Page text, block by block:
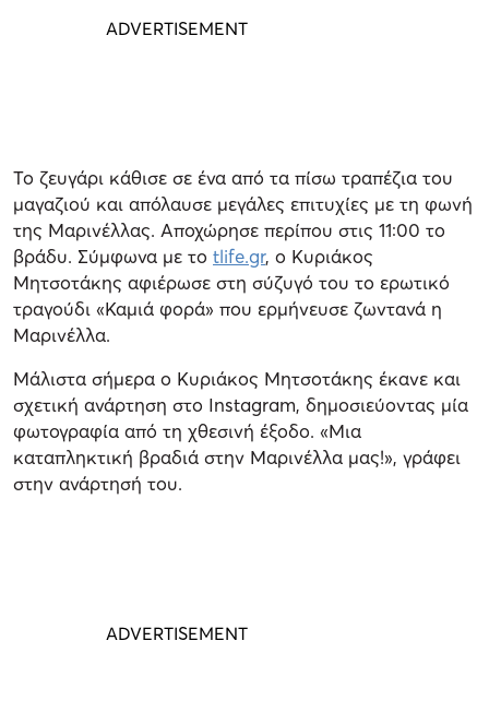
Το ζευγάρι κάθισε σε ένα από τα πίσω τραπέζια του
μαγαζιού και απόλαυσε μεγάλες επιτυχίες με τη φωνή
της Μαρινέλλας. Αποχώρησε περίπου στις 11:00 το
βράδυ. Σύμφωνα με το tlife.gr, ο Κυριάκος
Μητσοτάκης αφιέρωσε στη σύζυγό του το ερωτικό
τραγούδι «Καμιά φορά» που ερμήνευσε ζωντανά η
Μαρινέλλα.
Mάλιστα σήμερα ο Κυριάκος Μητσοτάκης έκανε και
σχετική ανάρτηση στο Instagram, δημοσιεύοντας μία
φωτογραφία από τη χθεσινή έξοδο. «Μια
καταπληκτική βραδιά στην Μαρινέλλα μας!», γράφει
στην ανάρτησή του.